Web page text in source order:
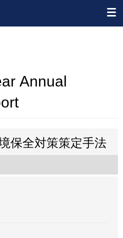
Annual
保全対策策定手法